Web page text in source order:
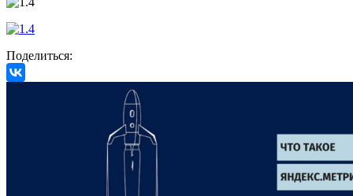
Поделиться: